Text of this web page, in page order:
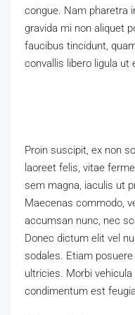
congue. Nam pharetra
gravida mi non aliquet
faucibus tincidunt,
convallis libero ligula ut
Proin suscipit, ex non
laoreet felis, vitae
sem magna, iaculis ut
Maecenas commodo,
accumsan nunc, nec
Donec dictum elit vel
sodales. Etiam
ultricies. Morbi
condimentum est